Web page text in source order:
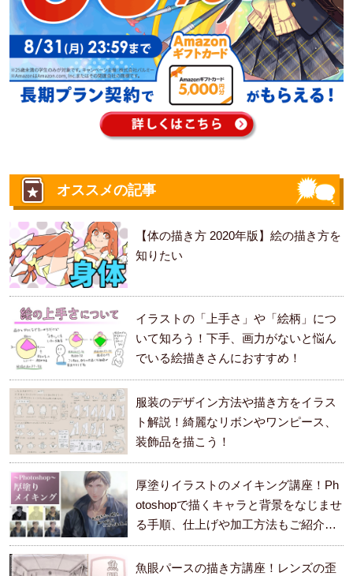
オススメの記事
【体の描き方 2020年版】絵の描き方を
知りたい
イラストの「上手さ」や「絵柄」につ
いて知ろう！下手、画力がないと悩ん
でいる絵描きさんにおすすめ！
服装のデザイン方法や描き方をイラス
ト解説！綺麗なリボンやワンピース、
装飾品を描こう！
厚塗りイラストのメイキング講座！Ph
otoshopで描くキャラと背景をなじませ
る手順、仕上げや加工方法もご紹介し
ます。
魚眼パースの描き方講座！レンズの歪